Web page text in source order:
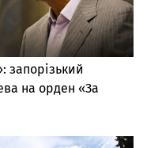
запорізький
на орден «За